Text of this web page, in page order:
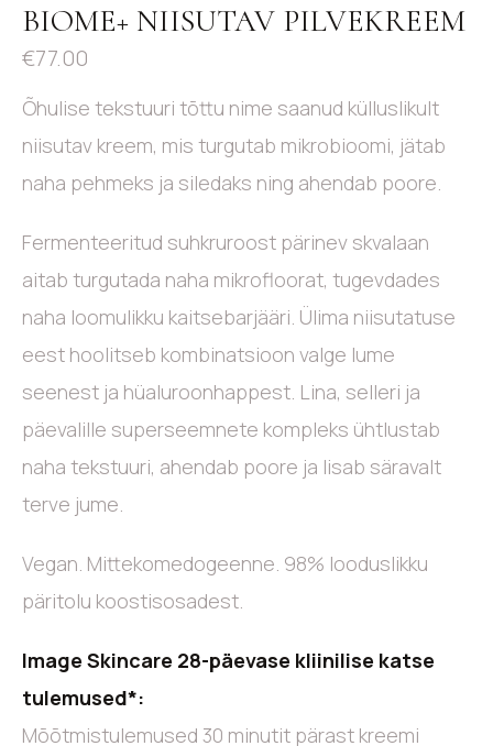
BIOME+ NIISUTAV PILVEKREEM
€77.00
Õhulise tekstuuri tõttu nime saanud külluslikult
niisutav kreem, mis turgutab mikrobioomi, jätab
naha pehmeks ja siledaks ning ahendab poore.
Fermenteeritud suhkruroost pärinev skvalaan
aitab turgutada naha mikrofloorat, tugevdades
naha loomulikku kaitsebarjääri. Ülima niisutatuse
eest hoolitseb kombinatsioon valge lume
seenest ja hüaluroonhappest. Lina, selleri ja
päevalille superseemnete kompleks ühtlustab
naha tekstuuri, ahendab poore ja lisab säravalt
terve jume.
Vegan. Mittekomedogeenne. 98% looduslikku
päritolu koostisosadest.
Image Skincare 28-päevase kliinilise katse
tulemused*:
Mõõtmistulemused 30 minutit pärast kreemi